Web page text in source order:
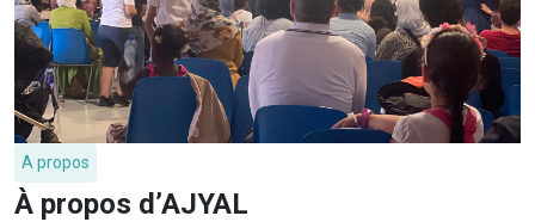
A propos
À propos d’AJYAL